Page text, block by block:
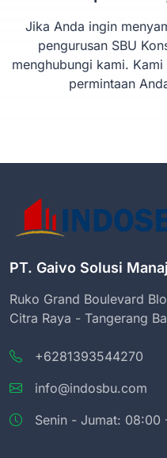
Jika Anda ingin
pengurusan SBU
menghubungi kami.
permintaan
PT. Gaivo Solusi
Ruko Grand Boulevard
Citra Raya - Tangerang
+6281393544270
info@indosbu.com
Senin - Jumat: 08:00